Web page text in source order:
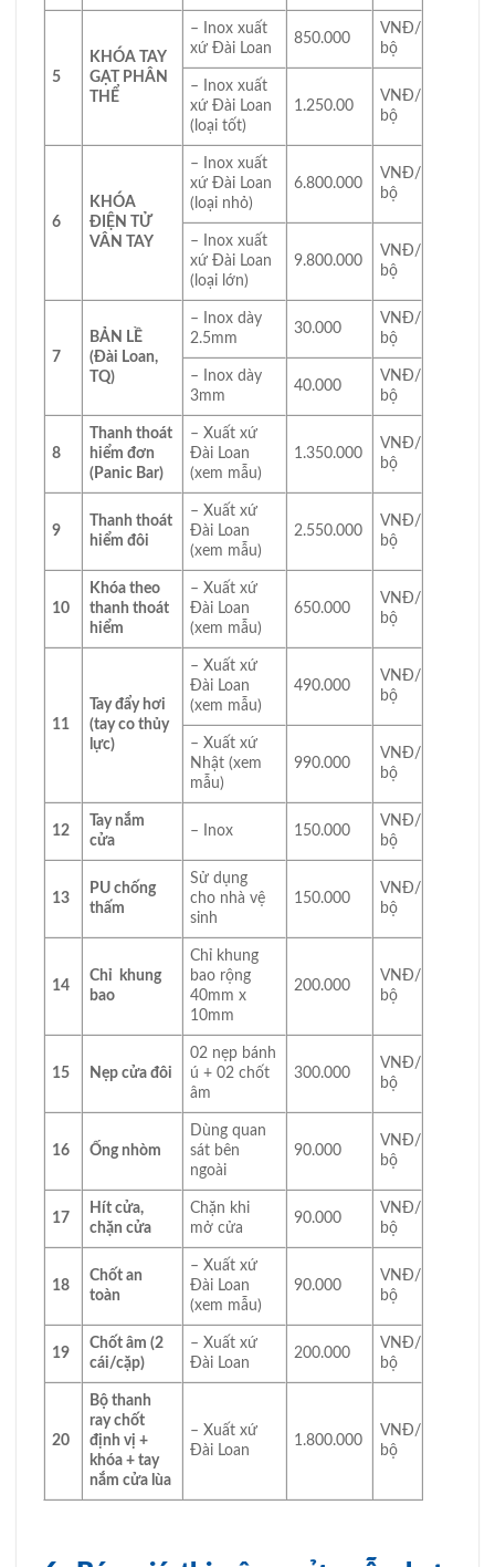
5
KHÓA TAY
GẠT PHÂN
THỂ
– Inox xuất
xứ Đài Loan
850.000
VNĐ/
bộ
– Inox xuất
xứ Đài Loan
(loại tốt)
1.250.00
VNĐ/
bộ
6
KHÓA
ĐIỆN TỬ
VÂN TAY
– Inox xuất
xứ Đài Loan
(loại nhỏ)
6.800.000
VNĐ/
bộ
– Inox xuất
xứ Đài Loan
(loại lớn)
9.800.000
VNĐ/
bộ
7
BẢN LỀ
(Đài Loan,
TQ)
– Inox dày
2.5mm
30.000
VNĐ/
bộ
– Inox dày
3mm
40.000
VNĐ/
bộ
8
Thanh thoát
hiểm đơn
(Panic Bar)
– Xuất xứ
Đài Loan
(xem mẫu)
1.350.000
VNĐ/
bộ
9
Thanh thoát
hiểm đôi
– Xuất xứ
Đài Loan
(xem mẫu)
2.550.000
VNĐ/
bộ
10
Khóa theo
thanh thoát
hiểm
– Xuất xứ
Đài Loan
(xem mẫu)
650.000
VNĐ/
bộ
11
Tay đẩy hơi
(tay co thủy
lực)
– Xuất xứ
Đài Loan
(xem mẫu)
490.000
VNĐ/
bộ
– Xuất xứ
Nhật (xem
mẫu)
990.000
VNĐ/
bộ
12
Tay nắm
cửa
– Inox 150.000
VNĐ/
bộ
13
PU chống
thấm
Sử dụng
cho nhà vệ
sinh
150.000
VNĐ/
bộ
14
Chỉ khung
bao
Chỉ khung
bao rộng
40mm x
10mm
200.000
VNĐ/
bộ
15 Nẹp cửa đôi
02 nẹp bánh
ú + 02 chốt
âm
300.000
VNĐ/
bộ
16 Ống nhòm
Dùng quan
sát bên
ngoài
90.000
VNĐ/
bộ
17
Hít cửa,
chặn cửa
Chặn khi
mở cửa
90.000
VNĐ/
bộ
18
Chốt an
toàn
– Xuất xứ
Đài Loan
(xem mẫu)
90.000
VNĐ/
bộ
19
Chốt âm (2
cái/cặp)
– Xuất xứ
Đài Loan
200.000
VNĐ/
bộ
20
Bộ thanh
ray chốt
định vị +
khóa + tay
nắm cửa lùa
– Xuất xứ
Đài Loan
1.800.000
VNĐ/
bộ